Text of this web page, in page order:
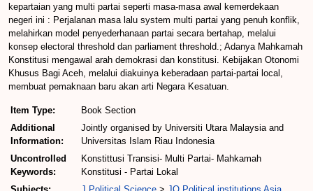
kepartaian yang multi partai seperti masa-masa awal kemerdekaan
negeri ini : Perjalanan masa lalu system multi partai yang penuh konflik,
melahirkan model penyederhanaan partai secara bertahap, melalui
konsep electoral threshold dan parliament threshold.; Adanya Mahkamah
Konstitusi mengawal arah demokrasi dan konstitusi. Kebijakan Otonomi
Khusus Bagi Aceh, melalui diakuinya keberadaan partai-partai local,
membuat pemaknaan baru akan arti Negara Kesatuan.
Item Type:
Book Section
Additional
Information:
Jointly organised by Universiti Utara Malaysia and
Universitas Islam Riau Indonesia
Uncontrolled
Keywords:
Konstittusi Transisi- Multi Partai- Mahkamah
Konstitusi - Partai Lokal